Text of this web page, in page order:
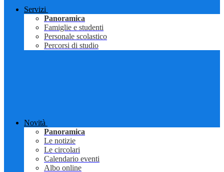
Servizi
Panoramica
Famiglie e studenti
Personale scolastico
Percorsi di studio
Novità
Panoramica
Le notizie
Le circolari
Calendario eventi
Albo online